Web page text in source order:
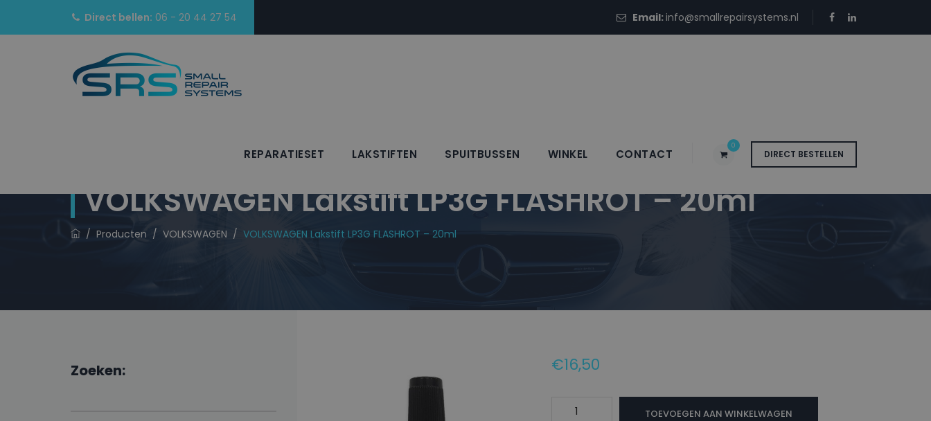
Direct bellen: 06 - 20 44 27 54 Email:info@smallrepairsystems.nl
DIRECT BESTELLEN
0
REPARATIESET LAKSTIFTEN SPUITBUSSEN WINKEL CONTACT
VOLKSWAGEN Lakstift LP3G FLASHROT – 20ml
/ Producten / VOLKSWAGEN / VOLKSWAGEN Lakstift LP3G FLASHROT – 20ml
€16,50
VOLKSWAGEN
TOEVOEGEN AAN WINKELWAGEN
Zoeken: